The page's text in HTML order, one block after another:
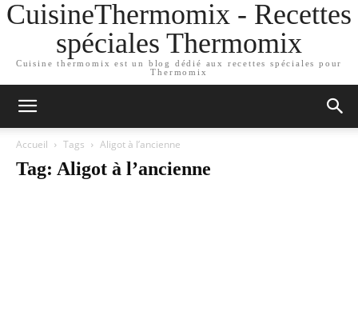
CuisineThermomix - Recettes
spéciales Thermomix
Cuisine thermomix est un blog dédié aux recettes spéciales pour
Thermomix
Accueil Tags Aligot à l’ancienne
Tag: Aligot à l’ancienne